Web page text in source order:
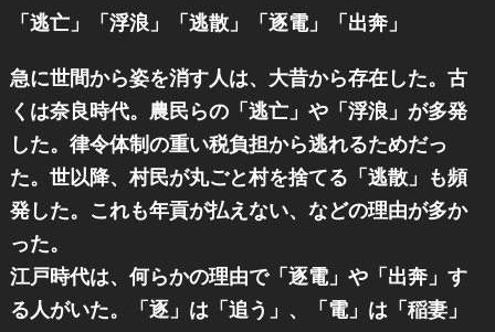
「逃亡」「浮浪」「逃散」「逐電」「出奔」
急に世間から姿を消す人は、大昔から存在した。古
くは奈良時代。農民らの「逃亡」や「浮浪」が多発
した。律令体制の重い税負担から逃れるためだっ
た。世以降、村民が丸ごと村を捨てる「逃散」も頻
発した。これも年貢が払えない、などの理由が多か
った。
江戸時代は、何らかの理由で「逐電」や「出奔」す
る人がいた。「逐」は「追う」、「電」は「稲妻」